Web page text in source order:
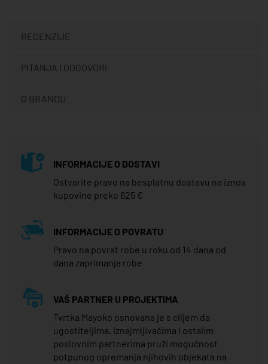
RECENZIJE
PITANJA I ODGOVORI
O BRANDU
INFORMACIJE O DOSTAVI
Ostvarite pravo na besplatnu dostavu na iznos
kupovine preko 625 €
INFORMACIJE O POVRATU
Pravo na povrat robe u roku od 14 dana od
dana zaprimanja robe
VAŠ PARTNER U PROJEKTIMA
Tvrtka Mayoko osnovana je s ciljem da
ugostiteljima, iznajmljivačima i ostalim
poslovnim partnerima pruži mogućnost
potpunog opremanja njihovih objekata na